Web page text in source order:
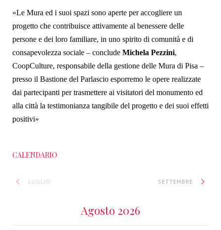
«Le Mura ed i suoi spazi sono aperte per accogliere un
progetto che contribuisce attivamente al benessere delle
persone e dei loro familiare, in uno spirito di comunità e di
consapevolezza sociale – conclude Michela Pezzini,
CoopCulture, responsabile della gestione delle Mura di Pisa –
presso il Bastione del Parlascio esporremo le opere realizzate
dai partecipanti per trasmettere ai visitatori del monumento ed
alla città la testimonianza tangibile del progetto e dei suoi effetti
positivi»
CALENDARIO
LUGLIO
Agosto 2026
SETTEMBRE